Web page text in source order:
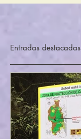
Entradas destacadas